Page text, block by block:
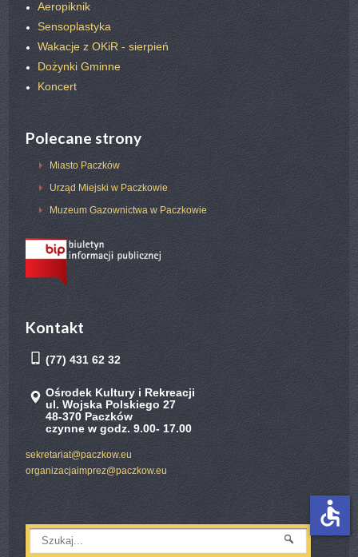
Aeropiknik
Sensoplastyka
Wakacje z OKiR - sierpień
Dożynki Gminne
Koncert
Polecane strony
Miasto Paczków
Urząd Miejski w Paczkowie
Muzeum Gazownictwa w Paczkowie
Kontakt
(77) 431 62 32
Ośrodek Kultury i Rekreacji
ul. Wojska Polskiego 27
48-370 Paczków
czynne w godz. 9.00- 17.00
sekretariat@paczkow.eu
organizacjaimprez@paczkow.eu
accessible